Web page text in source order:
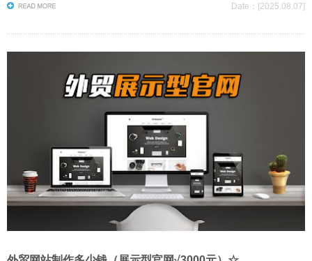
Date：[2025.08.07]